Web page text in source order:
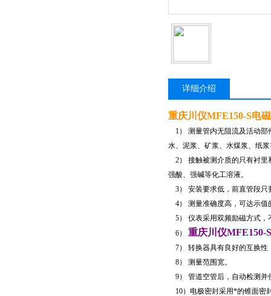
详细介绍
重庆川仪MFE150-S电
1） 测量管内无阻流及活动部
水、泥浆、矿浆、水煤浆、纸
2） 接触被测介质的只有衬里
强酸、强碱等化工溶液。
3） 安装要求低，前直管段只
4） 测量准确度高，可达示值
5） 仪表采用双频励磁方式，
6） 重庆川仪MFE150-
7） 转换器具有良好的互换性
8） 测量范围宽。
9） 管道空管后，自动检测并
10）电极密封采用*的锥面密